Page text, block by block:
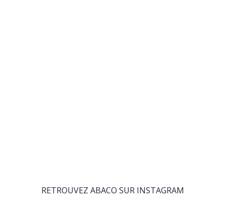
RETROUVEZ ABACO SUR INSTAGRAM